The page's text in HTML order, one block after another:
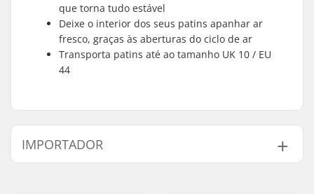
que torna tudo estável
Deixe o interior dos seus patins apanhar ar
fresco, graças às aberturas do ciclo de ar
Transporta patins até ao tamanho UK 10 / EU
44
IMPORTADOR